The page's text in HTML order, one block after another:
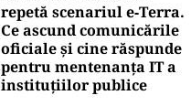
repetă scenariul e‑Terra.
Ce ascund comunicările
oficiale și cine răspunde
pentru mentenanța IT a
instituțiilor publice